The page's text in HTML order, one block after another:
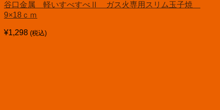
谷口金属 軽いすべすべⅡ ガス火専用スリム玉子焼
9×18ｃｍ
¥1,298 (税込)